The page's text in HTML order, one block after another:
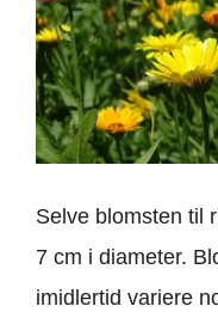
Selve blomsten til
7 cm i diameter.
imidlertid variere